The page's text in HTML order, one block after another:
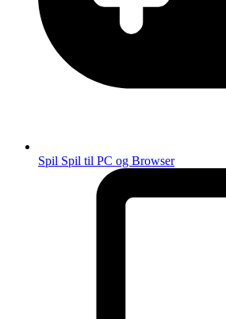
Spil Spil til PC og Browser